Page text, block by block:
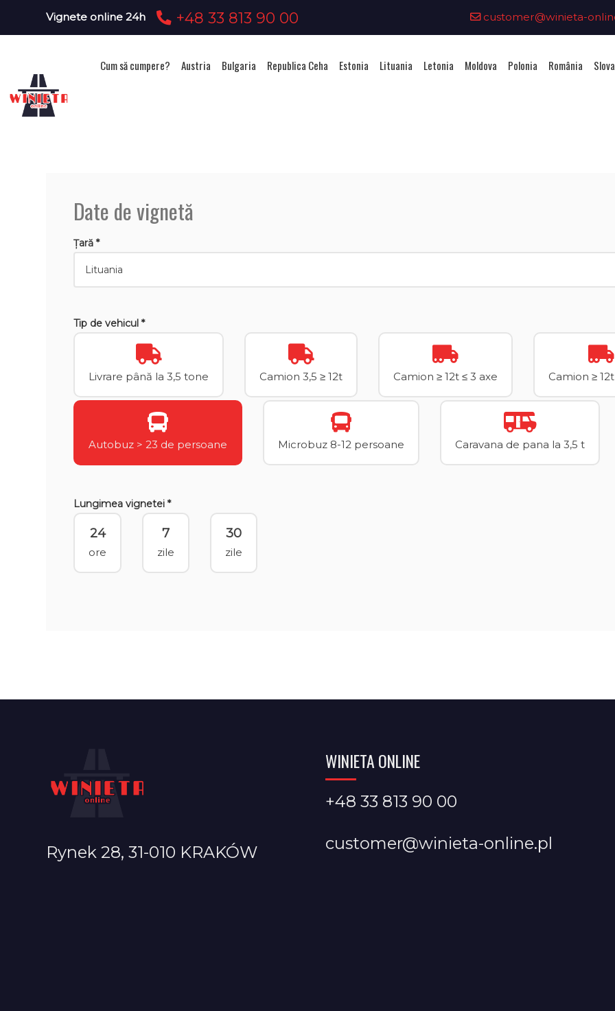
Vignete online 24h +48 33 813 90 00 customer@winieta-
Cum să cumpere? Austria Bulgaria Republica Ceha Estonia Lituania Letonia Moldova Polonia România
Date de vignetă
Țară *
Tip de vehicul *
Livrare până la 3,5 tone Camion 3,5 ≥ 12t Camion ≥ 12t ≤ 3 axe Camion ≥
Autobuz > 23 de persoane Microbuz 8-12 persoane Caravana de pana la 3,5 t
Lungimea vignetei *
24
ore
7
zile
30
zile
Rynek 28, 31-010 KRAKÓW
WINIETA ONLINE
+48 33 813 90 00
customer@winieta-online.pl